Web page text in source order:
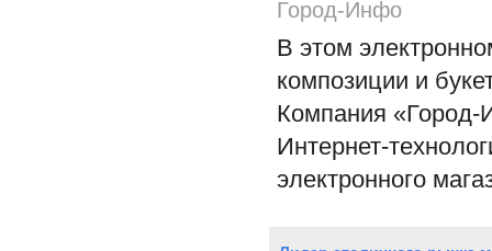
Город-Инфо
В этом
композиции и
Компания «Город-
Интернет-
электронного